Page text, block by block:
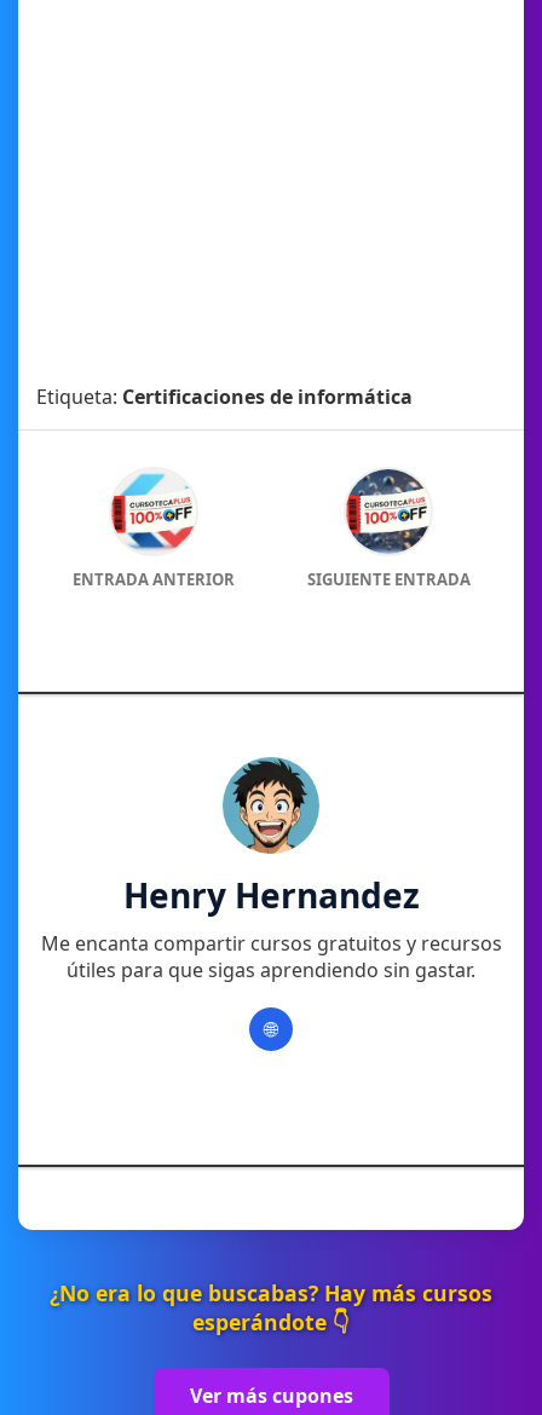
Etiqueta: Certificaciones de informática
ENTRADA ANTERIOR SIGUIENTE ENTRADA
Henry Hernandez
Me encanta compartir cursos gratuitos y recursos
útiles para que sigas aprendiendo sin gastar.
🌐
¿No era lo que buscabas? Hay más cursos
esperándote 👇
Ver más cupones